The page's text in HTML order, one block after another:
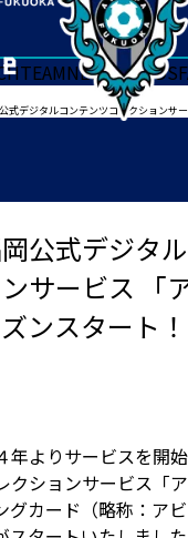
TEAMNEWSGOODS
デジタルコンテンツコレクションサービス
公式デジタ
サービス 「
ンスタート！
年よりサービスを開
クションサービス「
グカード（略称：ア